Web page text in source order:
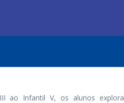
ao Infantil V, os alunos